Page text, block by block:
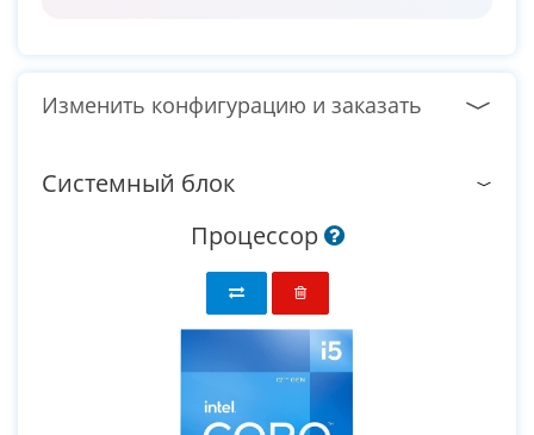
Изменить конфигурацию и заказать
Системный блок
Процессор